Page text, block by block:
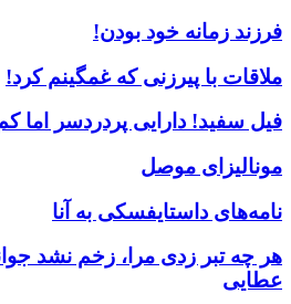
فرزند زمانه خود بودن!
ملاقات با پیرزنی که غمگینم کرد!
فیل سفید! دارایی پردردسر اما
مونالیزای موصل
نامه‌های داستایفسکی به آنا
هر چه تبر زدی مرا، زخم نشد
عطایی